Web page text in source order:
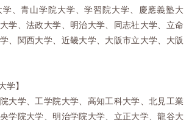
学、青山学院大学、学習院大学、慶應義塾大
学、法政大学、明治大学、同志社大学、立命
、関西大学、近畿大学、大阪市立大学、大阪
学】
大学、工学院大学、高知工科大学、北見工業
学院大学、明治学院大学、立正大学、龍谷大